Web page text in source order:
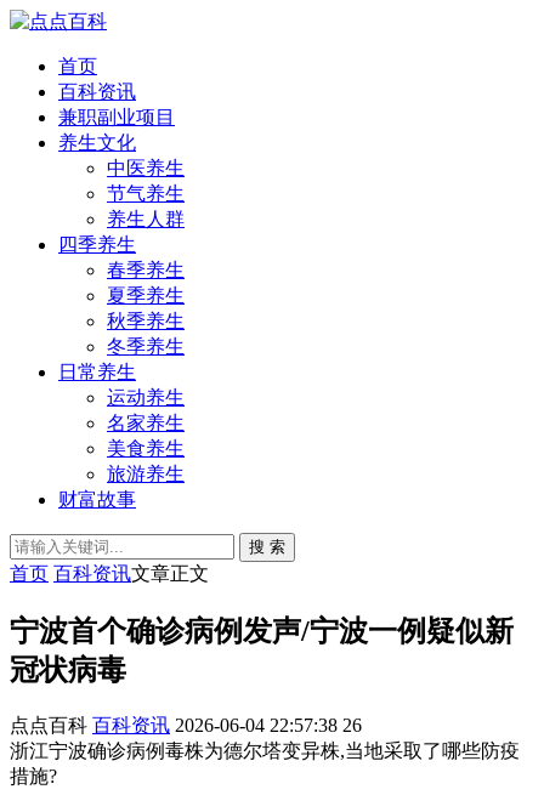
首页
百科资讯
兼职副业项目
养生文化
中医养生
节气养生
养生人群
四季养生
春季养生
夏季养生
秋季养生
冬季养生
日常养生
运动养生
名家养生
美食养生
旅游养生
财富故事
搜 索
首页 百科资讯文章正文
宁波首个确诊病例发声/宁波一例疑似新
冠状病毒
点点百科 百科资讯 2026-06-04 22:57:38 26
浙江宁波确诊病例毒株为德尔塔变异株,当地采取了哪些防疫
措施?